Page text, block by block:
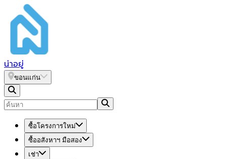
น่าอยู่
ขอนแก่น
ซื้อโครงการใหม่
ซื้ออสังหาฯ มือสอง
เช่า